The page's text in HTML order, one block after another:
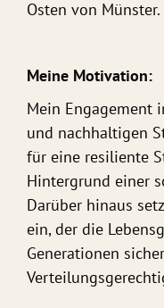
Osten von Münster.
Meine Motivation:
Mein Engagement
und nachhaltigen
für eine resiliente
Hintergrund einer
Darüber hinaus
ein, der die
Generationen